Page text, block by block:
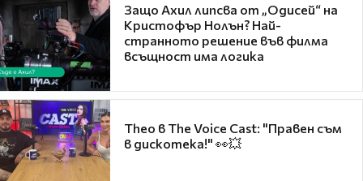
Защо Ахил липсва от „Одисей“ на
Кристофър Нолън? Най-
странното решение във филма
всъщност има логика
Theo в The Voice Cast: "Правен съм
в дискотека!" 👀💥